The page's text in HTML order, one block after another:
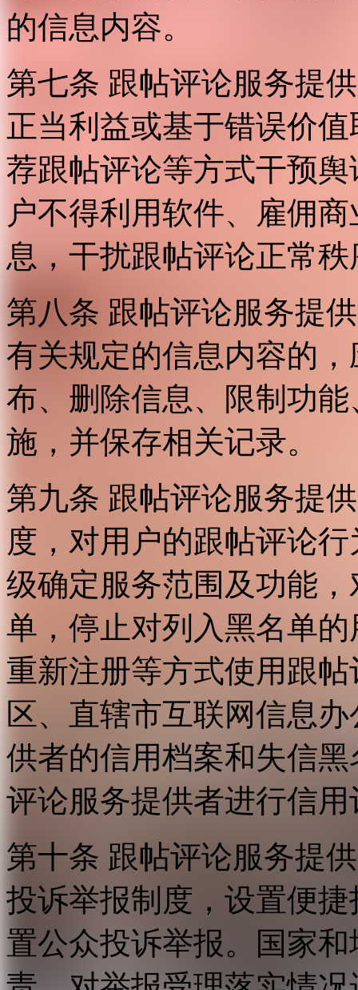
的信息内容。
第七条 跟帖评论服务提
正当利益或基于错误价
荐跟帖评论等方式干预
户不得利用软件、雇佣
息，干扰跟帖评论正常
第八条 跟帖评论服务提
有关规定的信息内容的
布、删除信息、限制功
施，并保存相关记录。
第九条 跟帖评论服务提
度，对用户的跟帖评论
级确定服务范围及功能
单，停止对列入黑名单
重新注册等方式使用跟
区、直辖市互联网信息
供者的信用档案和失信
评论服务提供者进行信用
第十条 跟帖评论服务提
投诉举报制度，设置便
置公众投诉举报。国家